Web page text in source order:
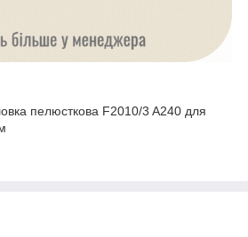
пелюсткова F2010/3 A240 для